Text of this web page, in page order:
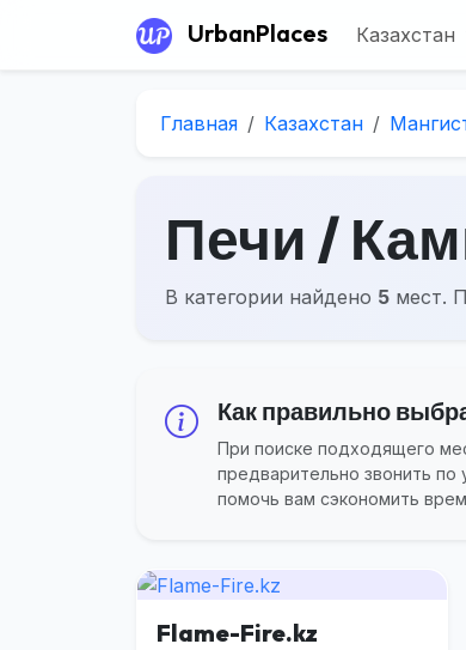
UrbanPlaces Казахстан
Главная Казахстан
Печи /
В категории найдено 5 мест.
Как правильно
При поиске подходящего
предварительно звонить
помочь вам сэкономить
Flame-Fire.kz